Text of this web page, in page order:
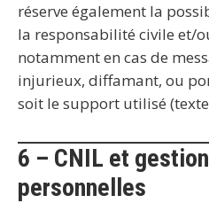
réserve également la
la responsabilité civile et/
notamment en cas de
injurieux, diffamant, ou
soit le support utilisé
6 – CNIL et
personnelles